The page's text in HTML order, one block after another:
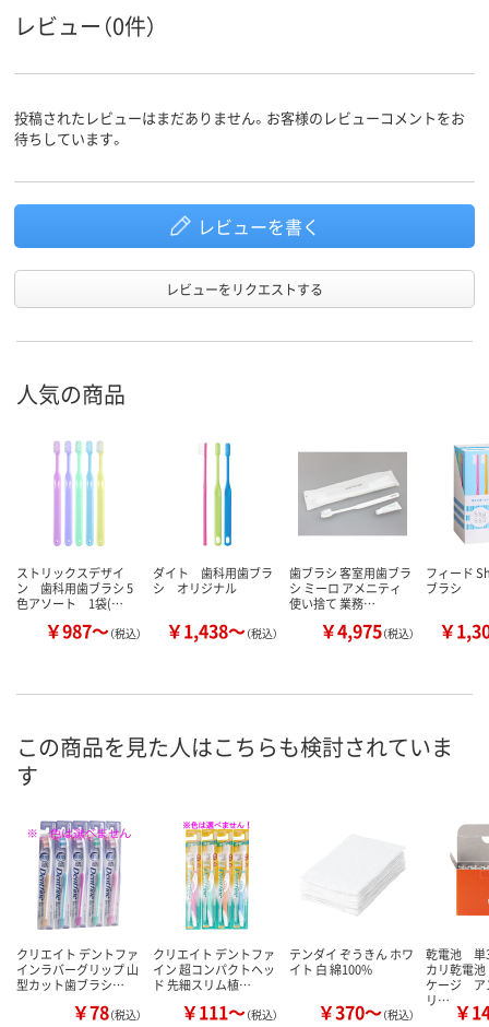
レビュー（0件）
投稿されたレビューはまだありません。お客様のレビューコメントをお
待ちしています。
レビューを書く
レビューをリクエストする
人気の商品
ストリックスデザイ
ン 歯科用歯ブラシ 5
色アソート 1袋(…
￥987～（税込）
ダイト 歯科用歯ブラ
シ オリジナル
￥1,438～（税込）
歯ブラシ 客室用歯ブラ
シ ミーロ アメニティ
使い捨て 業務…
￥4,975（税込）
フィード
ブラシ
￥
この商品を見た人はこちらも検討されていま
す
クリエイト デントファ
インラバーグリップ 山
型カット歯ブラシ…
￥78（税込）
クリエイト デントファ
イン 超コンパクトヘッ
ド 先細スリム植…
￥111～（税込）
テンダイ ぞうきん ホワ
イト 白 綿100%
￥370～（税込）
乾電池
カリ乾電
ケージ ア
リ… ￥